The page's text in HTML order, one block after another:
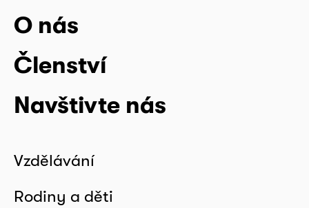
O nás
Členství
Navštivte nás
Vzdělávání
Rodiny a děti